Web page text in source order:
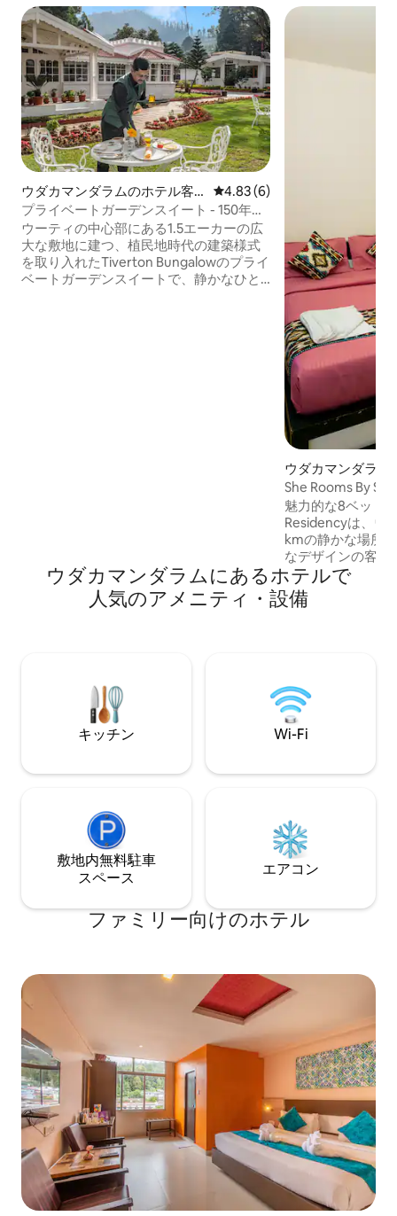
ウダカマンダラムのホテル客
室
レビュー6件、5つ星中4.83つ
4.83 (6)
プライベートガーデンスイート - 150年の
歴史を持つ英国のバンガロー
ウーティの中心部にある1.5エーカーの広
大な敷地に建つ、植民地時代の建築様式
を取り入れたTiverton Bungalowのプライ
ベートガーデンスイートで、静かなひと
ウダカマンダラム
室
She Rooms By
魅力的な8ベッド
Residencyは、ウ
kmの静かな場所
なデザインの客室
い。バルコニール
ム4室があり、そ
渓谷の息をのむよ
す。ブランコとキ
ピットが備わった
クスしてください
ご利用に最適です
ウダカマンダラムにあるホ⁠テ⁠ル⁠で
人⁠気⁠のア⁠メ⁠ニ⁠テ⁠ィ⁠・設⁠備
キッチン Wi-Fi
敷地内無料駐⁠車
ス⁠ペ⁠ー⁠ス
エアコン
ファミリー向⁠け⁠のホ⁠テ⁠ル